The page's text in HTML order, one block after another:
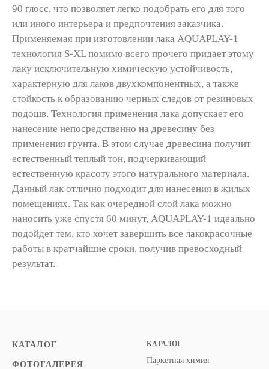
90 глосс, что позволяет легко подобрать его для того
или иного интерьера и предпочтения заказчика.
Применяемая при изготовлении лака AQUAPLAY-1
технология S-XL помимо всего прочего придает этому
лаку исключительную химическую устойчивость,
характерную для лаков двухкомпонентных, а также
стойкость к образованию черных следов от резиновых
подошв. Технология применения лака допускает его
нанесение непосредственно на древесину без
применения грунта. В этом случае древесина получит
естественный теплый тон, подчеркивающий
естественную красоту этого натурального материала.
Данный лак отлично подходит для нанесения в жилых
помещениях. Так как очередной слой лака можно
наносить уже спустя 60 минут, AQUAPLAY-1 идеально
подойдет тем, кто хочет завершить все лакокрасочные
работы в кратчайшие сроки, получив превосходный
результат.
КАТАЛОГ
ФОТОГАЛЕРЕЯ
КАТАЛОГ
Паркетная химия